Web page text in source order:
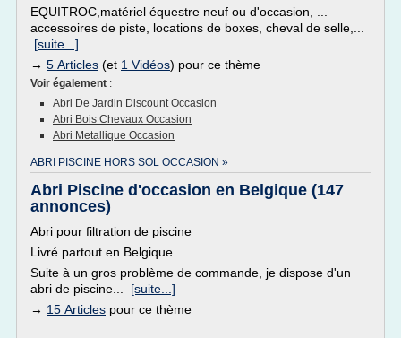
EQUITROC,matériel équestre neuf ou d'occasion, ...
accessoires de piste, locations de boxes, cheval de selle,...
[suite...]
→ 5 Articles (et 1 Vidéos) pour ce thème
Voir également :
Abri De Jardin Discount Occasion
Abri Bois Chevaux Occasion
Abri Metallique Occasion
ABRI PISCINE HORS SOL OCCASION »
Abri Piscine d'occasion en Belgique (147
annonces)
Abri pour filtration de piscine
Livré partout en Belgique
Suite à un gros problème de commande, je dispose d'un
abri de piscine... [suite...]
→ 15 Articles pour ce thème